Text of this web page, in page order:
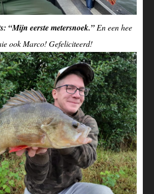
“Mijn eerste metersnoek.”En een hee
ook Marco! Gefeliciteerd!